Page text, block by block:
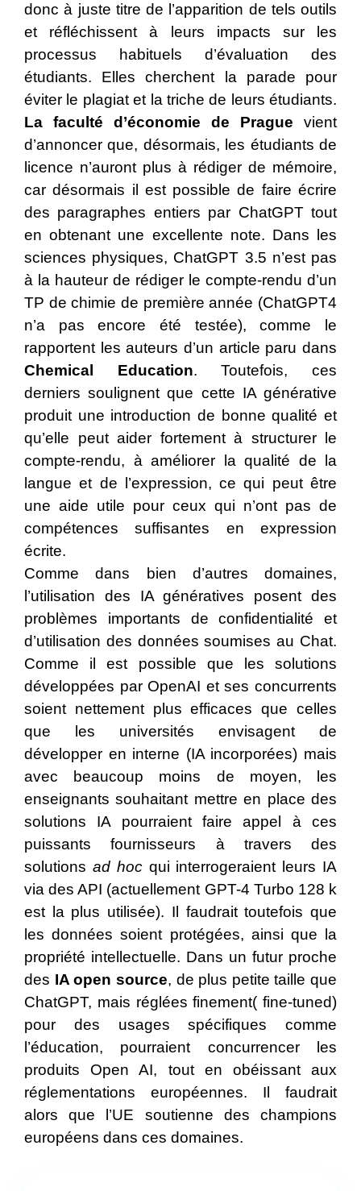
donc à juste titre de l’apparition de tels outils
et réfléchissent à leurs impacts sur les
processus habituels d’évaluation des
étudiants. Elles cherchent la parade pour
éviter le plagiat et la triche de leurs étudiants.
La faculté d’économie de Prague vient
d’annoncer que, désormais, les étudiants de
licence n’auront plus à rédiger de mémoire,
car désormais il est possible de faire écrire
des paragraphes entiers par ChatGPT tout
en obtenant une excellente note. Dans les
sciences physiques, ChatGPT 3.5 n’est pas
à la hauteur de rédiger le compte-rendu d’un
TP de chimie de première année (ChatGPT4
n’a pas encore été testée), comme le
rapportent les auteurs d’un article paru dans
Chemical Education. Toutefois, ces
derniers soulignent que cette IA générative
produit une introduction de bonne qualité et
qu’elle peut aider fortement à structurer le
compte-rendu, à améliorer la qualité de la
langue et de l’expression, ce qui peut être
une aide utile pour ceux qui n’ont pas de
compétences suffisantes en expression
écrite.
Comme dans bien d’autres domaines,
l’utilisation des IA génératives posent des
problèmes importants de confidentialité et
d’utilisation des données soumises au Chat.
Comme il est possible que les solutions
développées par OpenAI et ses concurrents
soient nettement plus efficaces que celles
que les universités envisagent de
développer en interne (IA incorporées) mais
avec beaucoup moins de moyen, les
enseignants souhaitant mettre en place des
solutions IA pourraient faire appel à ces
puissants fournisseurs à travers des
solutions ad hocqui interrogeraient leurs IA
via des API (actuellement GPT-4 Turbo 128 k
est la plus utilisée). Il faudrait toutefois que
les données soient protégées, ainsi que la
propriété intellectuelle. Dans un futur proche
des IA open source, de plus petite taille que
ChatGPT, mais réglées finement( fine-tuned)
pour des usages spécifiques comme
l’éducation, pourraient concurrencer les
produits Open AI, tout en obéissant aux
réglementations européennes. Il faudrait
alors que l’UE soutienne des champions
européens dans ces domaines.